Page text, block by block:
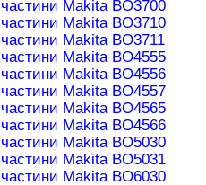
Makita BO3700
Makita BO3710
Makita BO3711
Makita BO4555
Makita BO4556
Makita BO4557
Makita BO4565
Makita BO4566
Makita BO5030
Makita BO5031
Makita BO6030